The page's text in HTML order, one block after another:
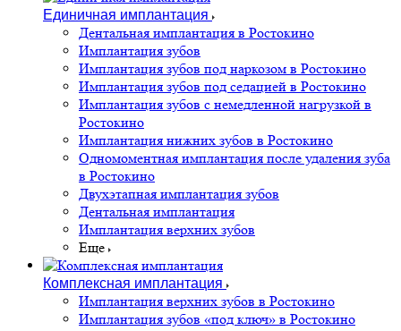
Единичная имплантация
Дентальная имплантация в Ростокино
Имплантация зубов
Имплантация зубов под наркозом в Ростокино
Имплантация зубов под седацией в Ростокино
Имплантация зубов с немедленной нагрузкой в
Ростокино
Имплантация нижних зубов в Ростокино
Одномоментная имплантация после удаления зуба
в Ростокино
Двухэтапная имплантация зубов
Дентальная имплантация
Имплантация верхних зубов
Еще
Комплексная имплантация
Имплантация верхних зубов в Ростокино
Имплантация зубов «под ключ» в Ростокино